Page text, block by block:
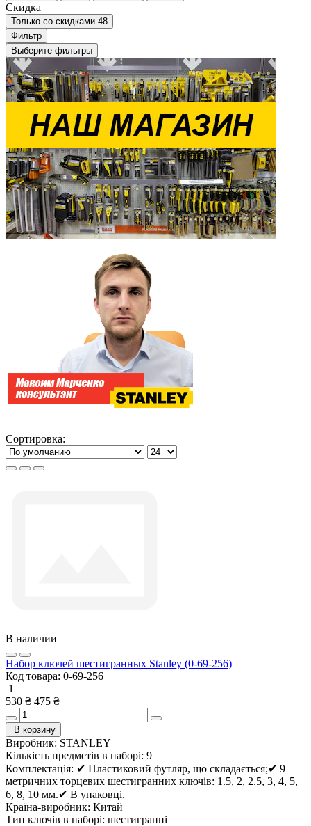
Скидка
Только со cкидками 48
Фильтр
Выберите фильтры
Сортировка:
В наличии
Набор ключей шестигранных Stanley (0-69-256)
Код товара: 0-69-256
1
530 ₴ 475 ₴
В корзину
Виробник: STANLEY
Кількість предметів в наборі: 9
Комплектація: ✔ Пластиковий футляр, що складається;✔ 9
метричних торцевих шестигранних ключів: 1.5, 2, 2.5, 3, 4, 5,
6, 8, 10 мм.✔ В упаковці.
Країна-виробник: Китай
Тип ключів в наборі: шестигранні